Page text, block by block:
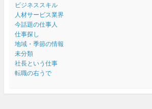
ビジネススキル
人材サービス業界
今話題の仕事人
仕事探し
地域・季節の情報
未分類
社長という仕事
転職の右うで